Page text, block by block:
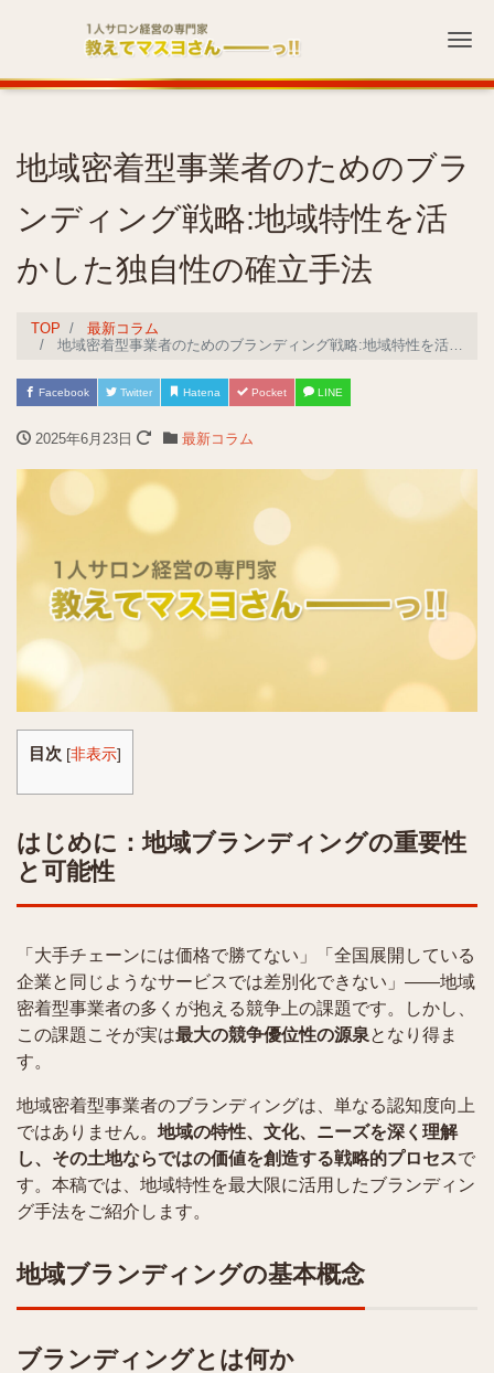
地域密着型事業者のためのブラ
ンディング戦略:地域特性を活
かした独自性の確立手法
TOP
最新コラム
地域密着型事業者のためのブランディング戦略:地域特性を活かした独自性の確立手法
Facebook Twitter Hatena Pocket LINE
2025年6月23日 最新コラム
目次 [非表示]
はじめに：地域ブランディングの重要性
と可能性
「大手チェーンには価格で勝てない」「全国展開している
企業と同じようなサービスでは差別化できない」——地域
密着型事業者の多くが抱える競争上の課題です。しかし、
この課題こそが実は最大の競争優位性の源泉となり得ま
す。
地域密着型事業者のブランディングは、単なる認知度向上
ではありません。 地域の特性、文化、ニーズを深く理解
し、その土地ならではの価値を創造する戦略的プロセスで
す。本稿では、地域特性を最大限に活用したブランディン
グ手法をご紹介します。
地域ブランディングの基本概念
ブランディングとは何か